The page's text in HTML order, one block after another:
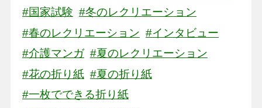
#国家試験 #冬のレクリエーション
#春のレクリエーション #インタビュー
#介護マンガ #夏のレクリエーション
#花の折り紙 #夏の折り紙
#一枚でできる折り紙